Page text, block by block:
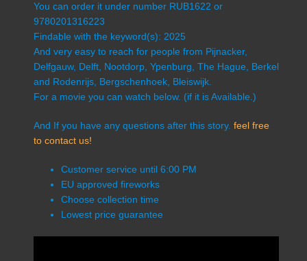
You can order it under number RUB1622 or
9780201316223
Findable with the keyword(s): 2025
And very easy to reach for people from Pijnacker,
Delfgauw, Delft, Nootdorp, Ypenburg, The Hague, Berkel
and Rodenrijs, Bergschenhoek, Bleiswijk.
For a movie you can watch below. (if it is Available.)
And If you have any questions after this story. feel free
to contact us!
Customer service until 6:00 PM
EU approved fireworks
Choose collection time
Lowest price guarantee